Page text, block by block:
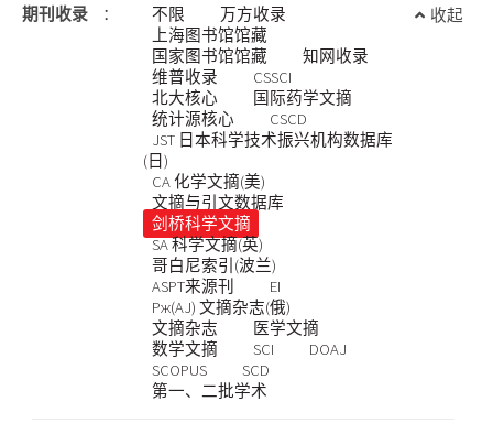
信息科技
工程科技I
医药卫生科技
经济与管理科学
基础科学
期刊收录 ： 不限
万方收录
上海图书馆馆藏
国家图书馆馆藏
知网收录
维普收录
CSSCI
北大核心
国际药学文摘
统计源核心
CSCD
JST 日本科学技术振兴机构数据库
(日)
CA 化学文摘(美)
文摘与引文数据库
剑桥科学文摘
SA 科学文摘(英)
哥白尼索引(波兰)
ASPT来源刊
EI
Pж(AJ) 文摘杂志(俄)
文摘杂志
医学文摘
数学文摘
SCI
DOAJ
SCOPUS
SCD
第一、二批学术
收起